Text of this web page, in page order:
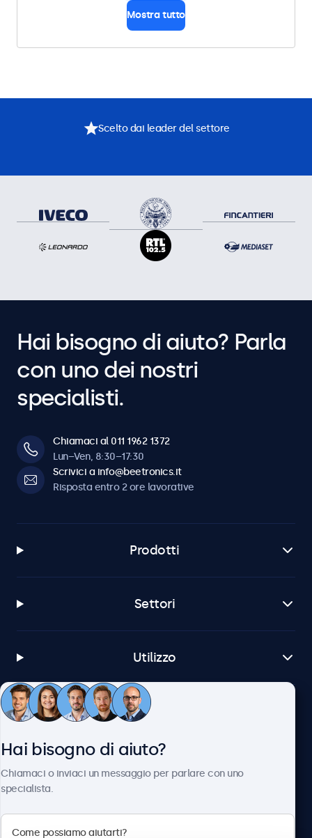
Mostra tutto
Scelto dai leader del settore
Hai bisogno di aiuto? Parla
con uno dei nostri
specialisti.
Chiamaci al 011 1962 1372
Lun–Ven, 8:30–17:30
Scrivici a info@beetronics.it
Risposta entro 2 ore lavorative
Prodotti
Settori
Utilizzo
Servizio Clienti
Hai bisogno di aiuto?
Chiamaci o inviaci un messaggio per parlare con uno
specialista.